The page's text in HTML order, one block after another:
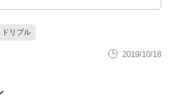
ドリブル
2019/10/18